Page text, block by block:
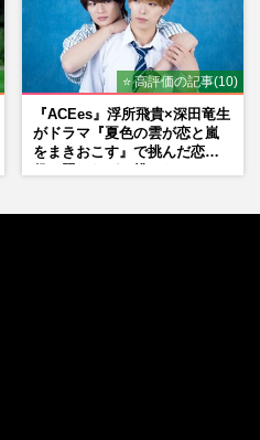
⭐ 高評価の記事(10)
『ACEes』浮所飛貴×深田竜生
がドラマ『夏色の雲が恋と嵐
をまきおこす』で挑んだ恋人